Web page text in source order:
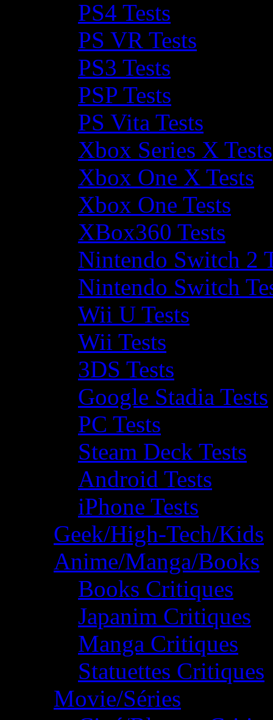
PS4 Tests
PS VR Tests
PS3 Tests
PSP Tests
PS Vita Tests
Xbox Series X Tests
Xbox One X Tests
Xbox One Tests
XBox360 Tests
Nintendo Switch 2
Nintendo Switch
Wii U Tests
Wii Tests
3DS Tests
Google Stadia Tests
PC Tests
Steam Deck Tests
Android Tests
iPhone Tests
Geek/High-Tech/Kids
Anime/Manga/Books
Books Critiques
Japanim Critiques
Manga Critiques
Statuettes Critiques
Movie/Séries